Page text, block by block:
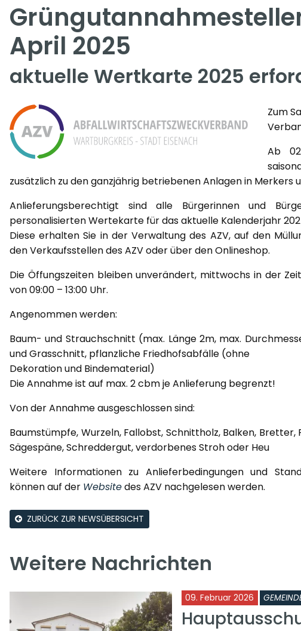
April 2025
aktuelle Wertkarte 2025
Zum
Ab
zusätzlich zu den ganzjährig betriebenen Anlagen in Merkers
Anlieferungsberechtigt sind alle Bürgerinnen und
personalisierten Wertekarte für das aktuelle Kalenderjahr
Diese erhalten Sie in der Verwaltung des AZV, auf den
den Verkaufsstellen des AZV oder über den Onlineshop.
Die Öffungszeiten bleiben unverändert, mittwochs in der
von 09:00 – 13:00 Uhr.
Angenommen werden:
Baum- und Strauchschnitt (max. Länge 2m, max.
und Grasschnitt, pflanzliche Friedhofsabfälle (ohne
Dekoration und Bindematerial)
Die Annahme ist auf max. 2 cbm je Anlieferung begrenzt!
Von der Annahme ausgeschlossen sind:
Baumstümpfe, Wurzeln, Fallobst, Schnittholz, Balken,
Sägespäne, Schreddergut, verdorbenes Stroh oder Heu
Weitere Informationen zu Anlieferbedingungen und
können auf der Websitedes AZV nachgelesen werden.
ZURÜCK ZUR NEWSÜBERSICHT
Weitere Nachrichten
09. Februar 2026